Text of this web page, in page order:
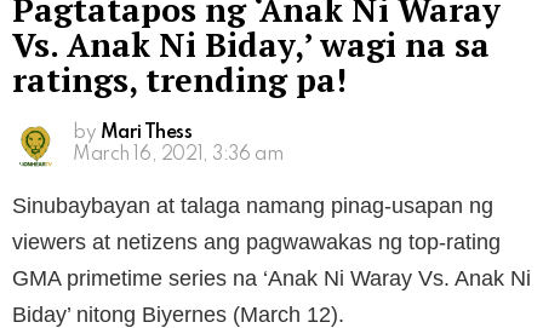
Pagtatapos ng ‘Anak Ni Waray
Vs. Anak Ni Biday,’ wagi na sa
ratings, trending pa!
by Mari Thess
March 16, 2021, 3:36 am
Sinubaybayan at talaga namang pinag-usapan ng
viewers at netizens ang pagwawakas ng top-rating
GMA primetime series na ‘Anak Ni Waray Vs. Anak Ni
Biday’ nitong Biyernes (March 12).